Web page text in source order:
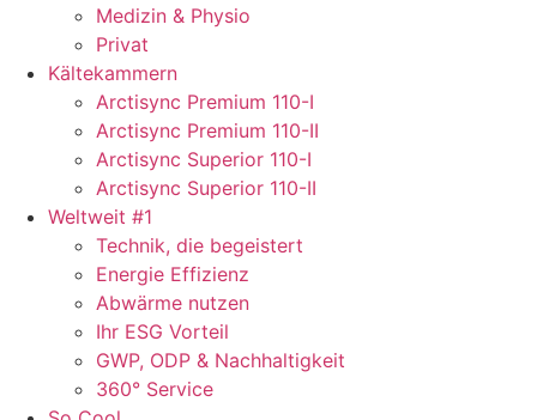
Medizin & Physio
Privat
Kältekammern
Arctisync Premium 110-I
Arctisync Premium 110-II
Arctisync Superior 110-I
Arctisync Superior 110-II
Weltweit #1
Technik, die begeistert
Energie Effizienz
Abwärme nutzen
Ihr ESG Vorteil
GWP, ODP & Nachhaltigkeit
360° Service